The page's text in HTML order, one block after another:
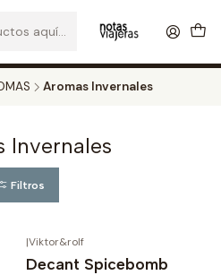
Aromas Invernales
Invernales
Filtros
-20%OFF
|Viktor&rolf
Decant Spicebomb